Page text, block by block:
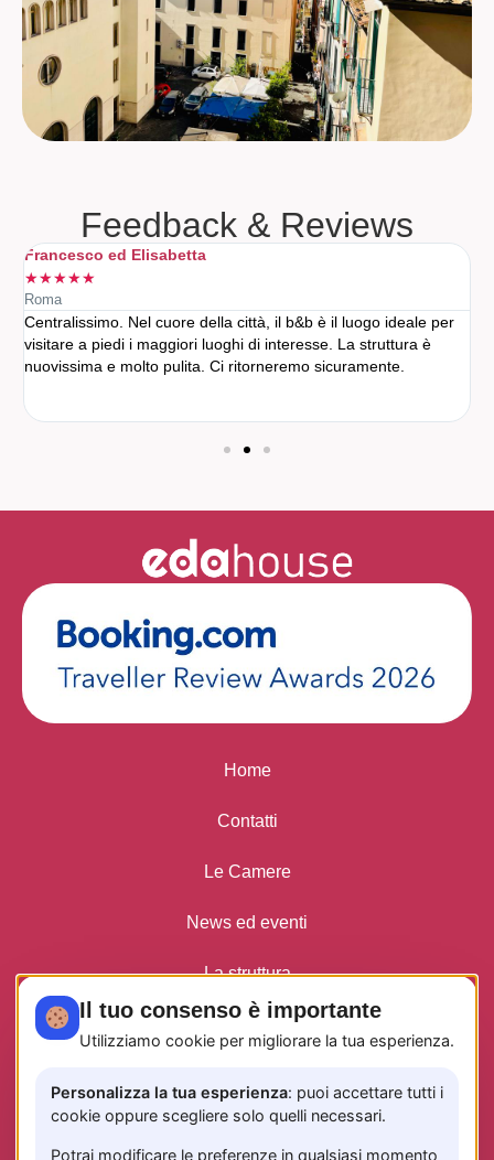
Feedback & Reviews
Francesco ed Elisabetta
★★★★★
Roma
Centralissimo. Nel cuore della città, il b&b è il luogo ideale per
visitare a piedi i maggiori luoghi di interesse. La struttura è
nuovissima e molto pulita. Ci ritorneremo sicuramente.
Home
Contatti
Le Camere
News ed eventi
La struttura
Privacy Policy
INFO TASSA DI SOGGIORNO
Il tuo consenso è importante
Utilizziamo cookie per migliorare la tua esperienza.
Personalizza la tua esperienza: puoi accettare tutti i
cookie oppure scegliere solo quelli necessari.
Potrai modificare le preferenze in qualsiasi momento